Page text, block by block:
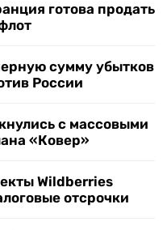
готова продать
сумму убытков
России
с массовыми
«Ковер»
Wildberries
отсрочки